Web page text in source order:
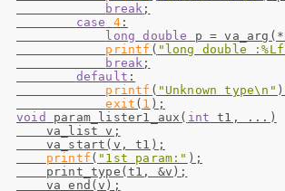
break ;
case
4:
long
double p =
printf ( "long double
break ;
default :
printf ( "Unknown type\n"
exit ( 1
void
param_lister1_aux( int t1, ...)
    va_list v;
    va_start(v, t1);
printf ( "1st param:" );
    print_type(t1, &v);